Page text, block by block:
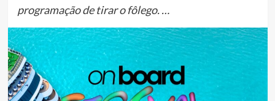
programação de tirar o fôlego. …